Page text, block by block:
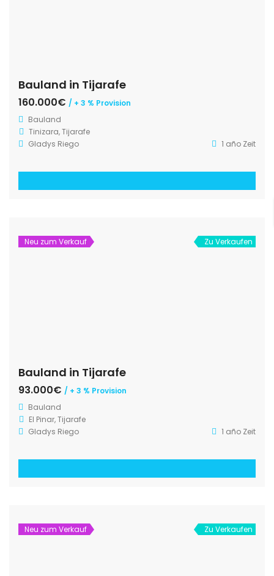
Bauland in Tijarafe
160.000€ / + 3 % Provision
Bauland
Tinizara, Tijarafe
Gladys Riego
1 año Zeit
Neu zum Verkauf Zu Verkaufen
Bauland in Tijarafe
93.000€ / + 3 % Provision
Bauland
El Pinar, Tijarafe
Gladys Riego
1 año Zeit
Neu zum Verkauf Zu Verkaufen